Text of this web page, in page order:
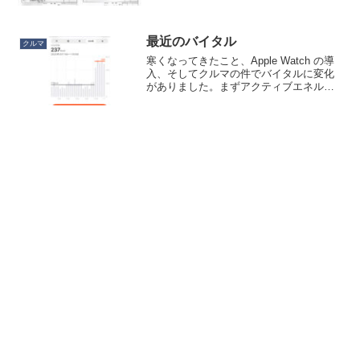
ーニン...
クルマ 最近のバイタル
寒くなってきたこと、Apple Watch の導
入、そしてクルマの件でバイタルに変化
がありました。まずアクティブエネルギ